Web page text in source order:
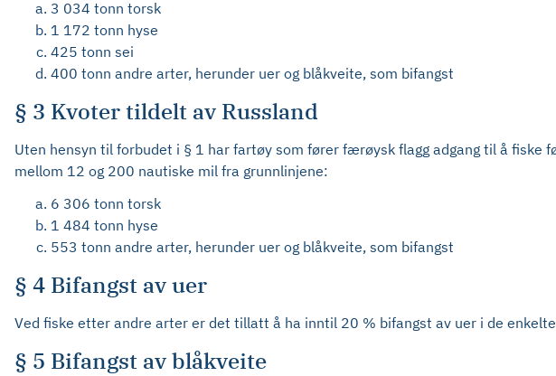
3 034 tonn torsk
1 172 tonn hyse
425 tonn sei
400 tonn andre arter, herunder uer og blåkveite, som bifangst
§ 3 Kvoter tildelt av Russland
Uten hensyn til forbudet i § 1 har fartøy som fører færøysk flagg adgang til å fiske
mellom 12 og 200 nautiske mil fra grunnlinjene:
6 306 tonn torsk
1 484 tonn hyse
553 tonn andre arter, herunder uer og blåkveite, som bifangst
§ 4 Bifangst av uer
Ved fiske etter andre arter er det tillatt å ha inntil 20 % bifangst av uer i de
§ 5 Bifangst av blåkveite